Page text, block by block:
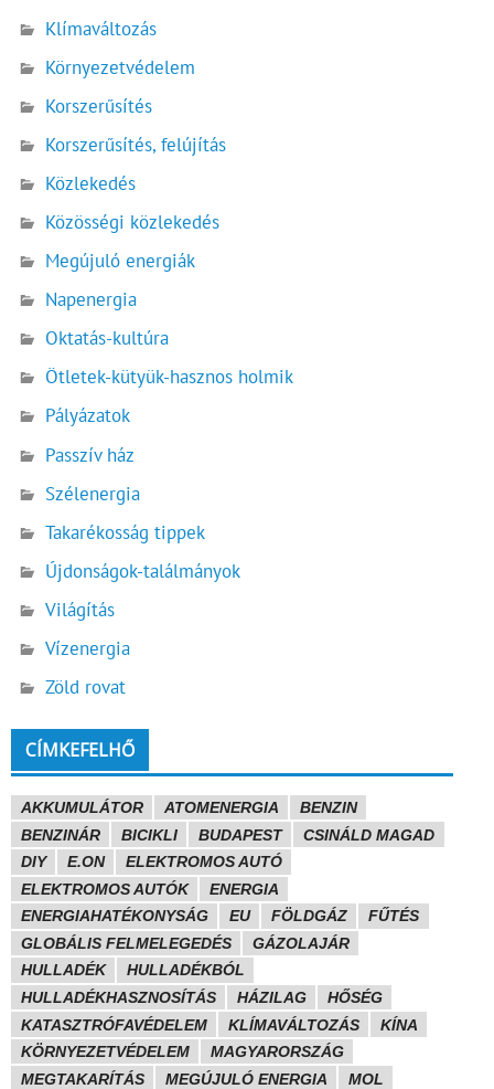
Klímaváltozás
Környezetvédelem
Korszerűsítés
Korszerűsítés, felújítás
Közlekedés
Közösségi közlekedés
Megújuló energiák
Napenergia
Oktatás-kultúra
Ötletek-kütyük-hasznos holmik
Pályázatok
Passzív ház
Szélenergia
Takarékosság tippek
Újdonságok-találmányok
Világítás
Vízenergia
Zöld rovat
CÍMKEFELHŐ
AKKUMULÁTOR ATOMENERGIA
BENZIN
BENZINÁR
BICIKLI BUDAPEST
CSINÁLD MAGAD
DIY
E.ON
ELEKTROMOS AUTÓ
ELEKTROMOS AUTÓK
ENERGIA
ENERGIAHATÉKONYSÁG
EU FÖLDGÁZ
FŰTÉS
GLOBÁLIS FELMELEGEDÉS
GÁZOLAJÁR
HULLADÉK
HULLADÉKBÓL
HULLADÉKHASZNOSÍTÁS
HÁZILAG
HŐSÉG
KATASZTRÓFAVÉDELEM
KLÍMAVÁLTOZÁS
KÍNA
KÖRNYEZETVÉDELEM
MAGYARORSZÁG
MEGTAKARÍTÁS
MEGÚJULÓ ENERGIA
MOL